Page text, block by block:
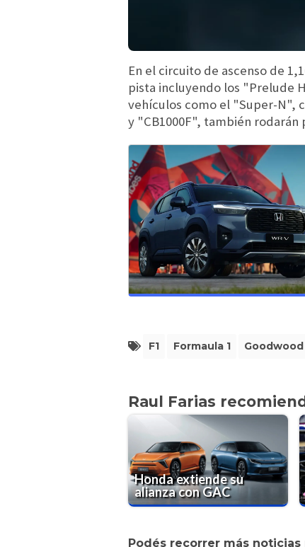
En el circuito de ascenso de
pista incluyendo los "Prelude
vehículos como el "Super-N",
y "CB1000F", también
F1 Formaula 1 Goodwood
Raul Farias
Honda extiende su
alianza con GAC
Podés recorrer más